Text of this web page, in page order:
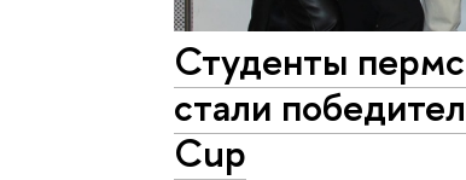
Студенты
стали
Cup